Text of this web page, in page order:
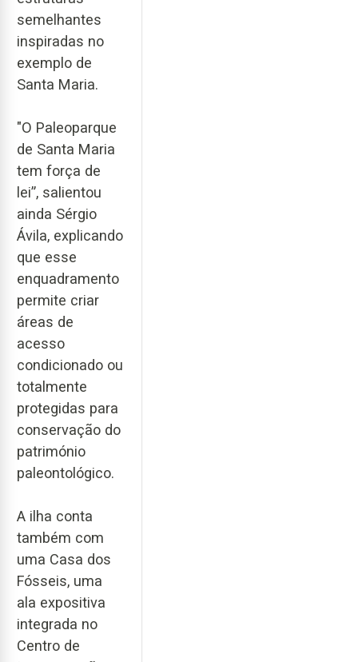
semelhantes
inspiradas no
exemplo de
Santa Maria.
"O Paleoparque
de Santa Maria
tem força de
lei”, salientou
ainda Sérgio
Ávila, explicando
que esse
enquadramento
permite criar
áreas de
acesso
condicionado ou
totalmente
protegidas para
conservação do
património
paleontológico.
A ilha conta
também com
uma Casa dos
Fósseis, uma
ala expositiva
integrada no
Centro de